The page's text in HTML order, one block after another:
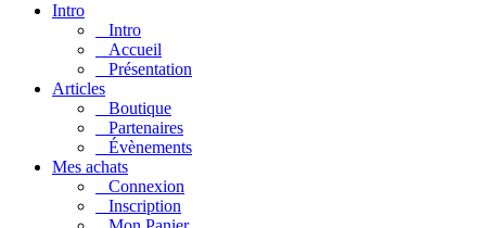
Intro
Intro
Accueil
Présentation
Articles
Boutique
Partenaires
Évènements
Mes achats
Connexion
Inscription